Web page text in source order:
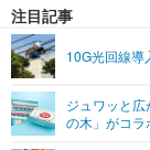
グラビ
ライフTOP
その他
リリース一覧
プッシュ通知の停
注目記事
10G光回線導
ジュワッと
の木」がコラ